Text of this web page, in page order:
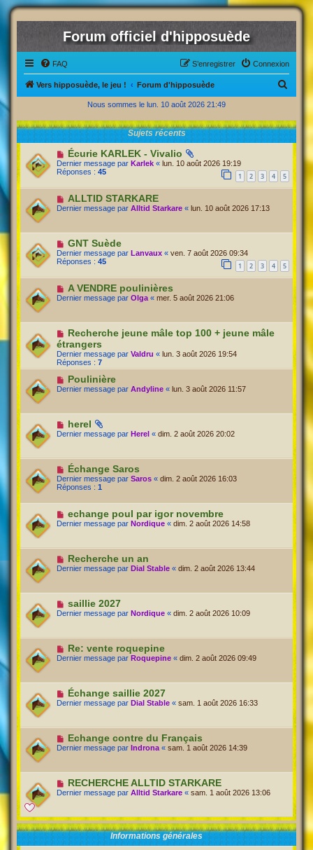
Forum officiel d'hipposuède
FAQ Connexion
S’enregistrer
Vers hipposuède, le jeu ! Forum d'hipposuède
r
Nous sommes le lun. 10 août 2026 21:49
Sujets récents
Écurie KARLEK - Vivalio
Dernier message par Karlek « lun. 10 août 2026 19:19
Réponses : 45 1 2 3 4 5
ALLTID STARKARE
Dernier message par Alltid Starkare « lun. 10 août 2026 17:13
GNT Suède
Dernier message par Lanvaux « ven. 7 août 2026 09:34
Réponses : 45 1 2 3 4 5
A VENDRE poulinières
Dernier message par Olga « mer. 5 août 2026 21:06
Recherche jeune mâle top 100 + jeune mâle
étrangers
Dernier message par Valdru « lun. 3 août 2026 19:54
Réponses : 7
Poulinière
Dernier message par Andyline « lun. 3 août 2026 11:57
herel
Dernier message par Herel « dim. 2 août 2026 20:02
Échange Saros
Dernier message par Saros « dim. 2 août 2026 16:03
Réponses : 1
echange poul par igor novembre
Dernier message par Nordique « dim. 2 août 2026 14:58
Recherche un an
Dernier message par Dial Stable « dim. 2 août 2026 13:44
saillie 2027
Dernier message par Nordique « dim. 2 août 2026 10:09
Re: vente roquepine
Dernier message par Roquepine « dim. 2 août 2026 09:49
Échange saillie 2027
Dernier message par Dial Stable « sam. 1 août 2026 16:33
Echange contre du Français
Dernier message par Indrona « sam. 1 août 2026 14:39
RECHERCHE ALLTID STARKARE
Dernier message par Alltid Starkare « sam. 1 août 2026 13:06
Informations générales